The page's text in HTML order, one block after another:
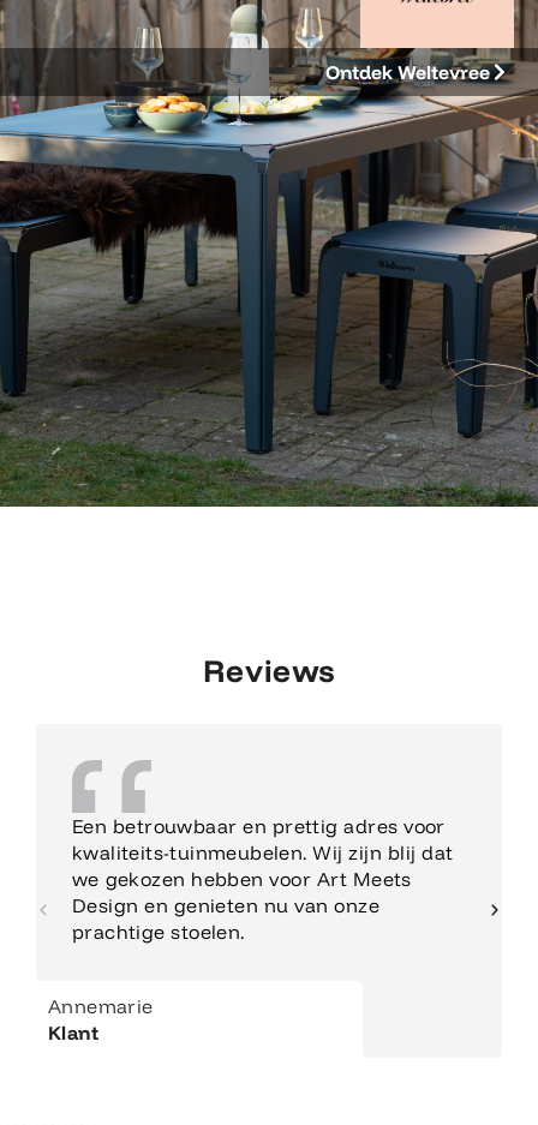
Ontdek Weltevree
Reviews
Een betrouwbaar en prettig adres voor
kwaliteits-tuinmeubelen. Wij zijn blij dat
we gekozen hebben voor Art Meets
Design en genieten nu van onze
prachtige stoelen.
Annemarie
Klant